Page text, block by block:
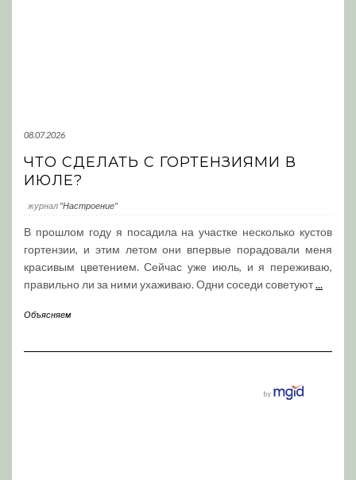
08.07.2026
ЧТО СДЕЛАТЬ С ГОРТЕНЗИЯМИ В
ИЮЛЕ?
журнал "Настроение"
В прошлом году я посадила на участке несколько кустов
гортензии, и этим летом они впервые порадовали меня
красивым цветением. Сейчас уже июль, и я переживаю,
правильно ли за ними ухаживаю. Одни соседи советуют...
Объясняем